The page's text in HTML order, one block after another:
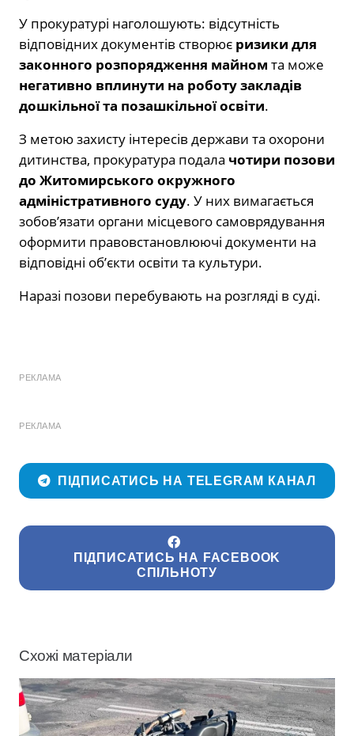
У прокуратурі наголошують: відсутність
відповідних документів створює ризики для
законного розпорядження майном та може
негативно вплинути на роботу закладів
дошкільної та позашкільної освіти.
З метою захисту інтересів держави та охорони
дитинства, прокуратура подала чотири позови
до Житомирського окружного
адміністративного суду. У них вимагається
зобов’язати органи місцевого самоврядування
оформити правовстановлюючі документи на
відповідні об’єкти освіти та культури.
Наразі позови перебувають на розгляді в суді.
РЕКЛАМА
РЕКЛАМА
ПІДПИСАТИСЬ НА TELEGRAM КАНАЛ
ПІДПИСАТИСЬ НА FACEBOOK
СПІЛЬНОТУ
Схожі матеріали